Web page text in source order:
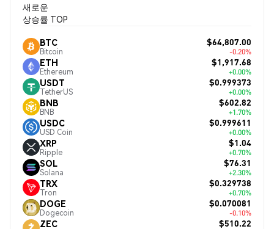
새로운
상승률 TOP
BTC
Bitcoin
$64,807.00
-0.20%
ETH
Ethereum
$1,917.68
+0.00%
USDT
TetherUS
$0.999373
+0.00%
BNB
BNB
$602.82
+1.70%
USDC
USD Coin
$0.999611
+0.00%
XRP
Ripple
$1.04
+0.70%
SOL
Solana
$76.31
+2.30%
TRX
Tron
$0.329738
+0.70%
DOGE
Dogecoin
$0.070081
-0.10%
ZEC $510.22